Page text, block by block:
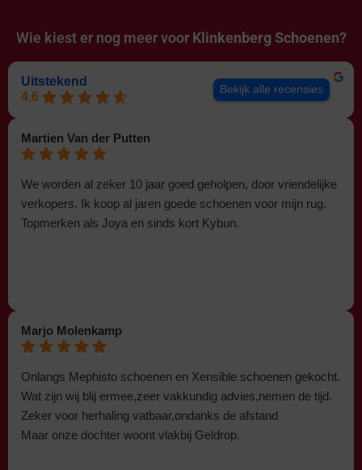
Wie kiest er nog meer voor Klinkenberg Schoenen?
Uitstekend
4.6
Bekijk alle recensies
Martien Van der Putten
We worden al zeker 10 jaar goed geholpen, door vriendelijke
verkopers. Ik koop al jaren goede schoenen voor mijn rug.
Topmerken als Joya en sinds kort Kybun.
Marjo Molenkamp
Onlangs Mephisto schoenen en Xensible schoenen gekocht.
Wat zijn wij blij ermee,zeer vakkundig advies,nemen de tijd.
Zeker voor herhaling vatbaar,ondanks de afstand
Maar onze dochter woont vlakbij Geldrop.